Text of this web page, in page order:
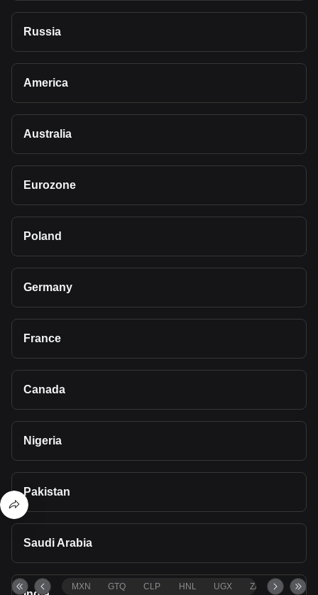
Russia
America
Australia
Eurozone
Poland
Germany
France
Canada
Nigeria
Pakistan
Saudi Arabia
MXN GTQ CLP HNL UGX ZAR TND